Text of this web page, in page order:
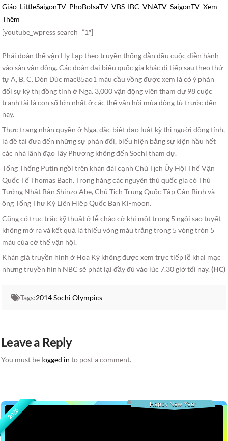
Giáo LittleSaigonTV PhoBolsaTV VBS IBC VNATV SaigonTV Xem
Thêm
[youtube_wpress search=”1″]
Phái đoàn thế vận Hy Lạp theo truyền thống dẫn đầu cuộc diễn hành
vào sân vận động. Các đoàn đại biểu quốc gia khác đi tiếp sau theo thứ
tự A, B, C. Đón Đúc mac85ao1 màu cầu vồng được xem là có ý phản
đối sự kỳ thị đồng tính ở Nga. 3,000 vận động viên tham dự 98 cuộc
tranh tài là con số lớn nhất ở các thế vận hội mùa đông từ trước đến
nay.
Thực trạng nhân quyền ở Nga, đặc biệt đạo luật kỳ thị người đồng tính,
là đề tài đưa đến những sự phản đối, biểu hiện bằng sự kiện hầu hết
các nhà lãnh đạo Tây Phương không đến Sochi tham dự.
Tổng Thống Putin ngồi trên khán đài cạnh Chủ Tịch Ủy Hội Thế Vận
Quốc Tế Thomas Bach. Trong hàng các nguyên thủ quốc gia có Thủ
Tướng Nhật Bản Shinzo Abe, Chủ Tịch Trung Quốc Tập Cận Bình và
ông Tổng Thư Ký Liên Hiệp Quốc Ban Ki-moon.
Cũng có trục trặc kỹ thuật ở lễ chào cờ khi một trong 5 ngôi sao tuyết
không mở ra và kết quả là thiếu vòng màu trắng trong 5 vòng tròn 5
màu của cờ thế vận hội.
Khán giả truyền hình ở Hoa Kỳ không được xem trực tiếp lễ khai mạc
nhưng truyền hình NBC sẽ phát lại đầy đủ vào lúc 7.30 giờ tối nay.(HC)
Tags:2014 Sochi Olympics
Leave a Reply
You must be logged in to post a comment.
2026
Happy New Year